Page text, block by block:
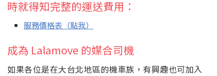
時就得知完整的運送費用：
服務價格表（點我）
成為 Lalamove 的媒合司機
如果各位是在大台北地區的機車族，有興趣也可加入